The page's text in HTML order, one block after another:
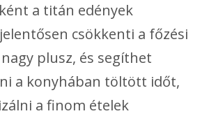
a titán edények
csökkenti a főzési
plusz, és segíthet
a konyhában töltött időt,
a finom ételek